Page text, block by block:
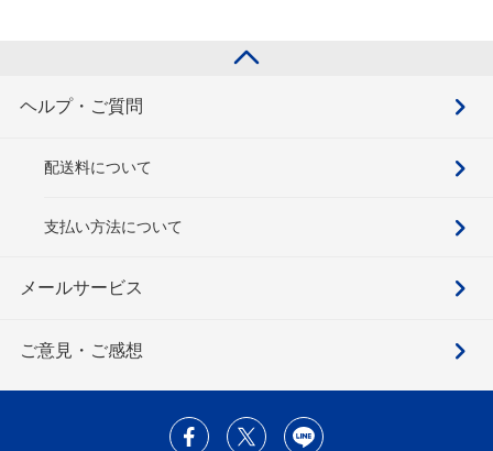
ヘルプ・ご質問
配送料について
支払い方法について
メールサービス
ご意見・ご感想